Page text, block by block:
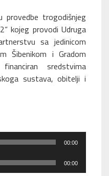
provedbe trogodišnjeg
kojeg provodi Udruga
sa jedinicom
Šibenikom i Gradom
sredstvima
sustava, obitelji i
00:00
00:00